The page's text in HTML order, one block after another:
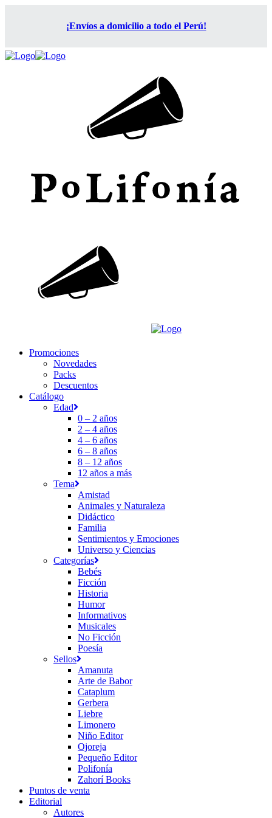
¡Envíos a domicilio a todo el Perú!
Promociones
Novedades
Packs
Descuentos
Catálogo
Edad
0 – 2 años
2 – 4 años
4 – 6 años
6 – 8 años
8 – 12 años
12 años a más
Tema
Amistad
Animales y Naturaleza
Didáctico
Familia
Sentimientos y Emociones
Universo y Ciencias
Categorías
Bebés
Ficción
Historia
Humor
Informativos
Musicales
No Ficción
Poesía
Sellos
Amanuta
Arte de Babor
Cataplum
Gerbera
Liebre
Limonero
Niño Editor
Ojoreja
Pequeño Editor
Polifonía
Zahorí Books
Puntos de venta
Editorial
Autores